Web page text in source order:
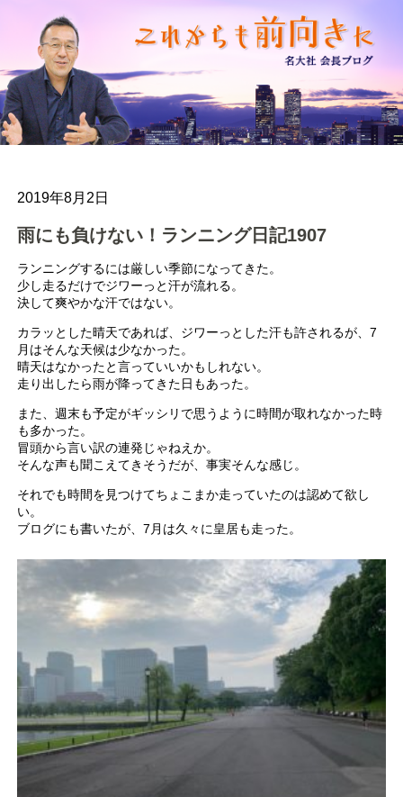
2019年8月2日
雨にも負けない！ランニング日記1907
ランニングするには厳しい季節になってきた。
少し走るだけでジワーっと汗が流れる。
決して爽やかな汗ではない。
カラッとした晴天であれば、ジワーっとした汗も許されるが、7
月はそんな天候は少なかった。
晴天はなかったと言っていいかもしれない。
走り出したら雨が降ってきた日もあった。
また、週末も予定がギッシリで思うように時間が取れなかった時
も多かった。
冒頭から言い訳の連発じゃねえか。
そんな声も聞こえてきそうだが、事実そんな感じ。
それでも時間を見つけてちょこまか走っていたのは認めて欲し
い。
ブログにも書いたが、7月は久々に皇居も走った。